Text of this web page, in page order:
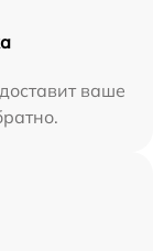
ваше